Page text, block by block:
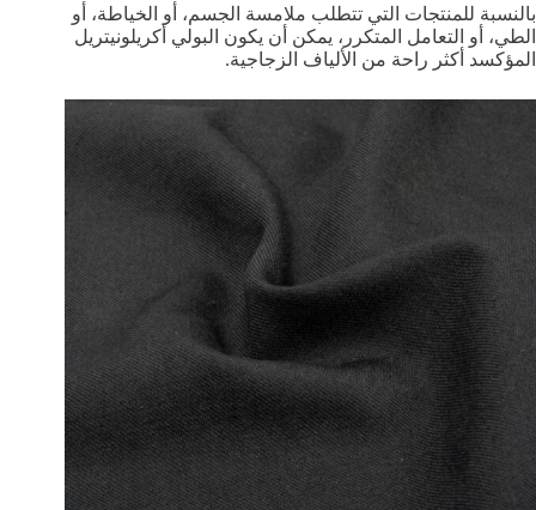
بالنسبة للمنتجات التي تتطلب ملامسة الجسم، أو الخياطة، أو
الطي، أو التعامل المتكرر، يمكن أن يكون البولي أكريلونيتريل
المؤكسد أكثر راحة من الألياف الزجاجية.